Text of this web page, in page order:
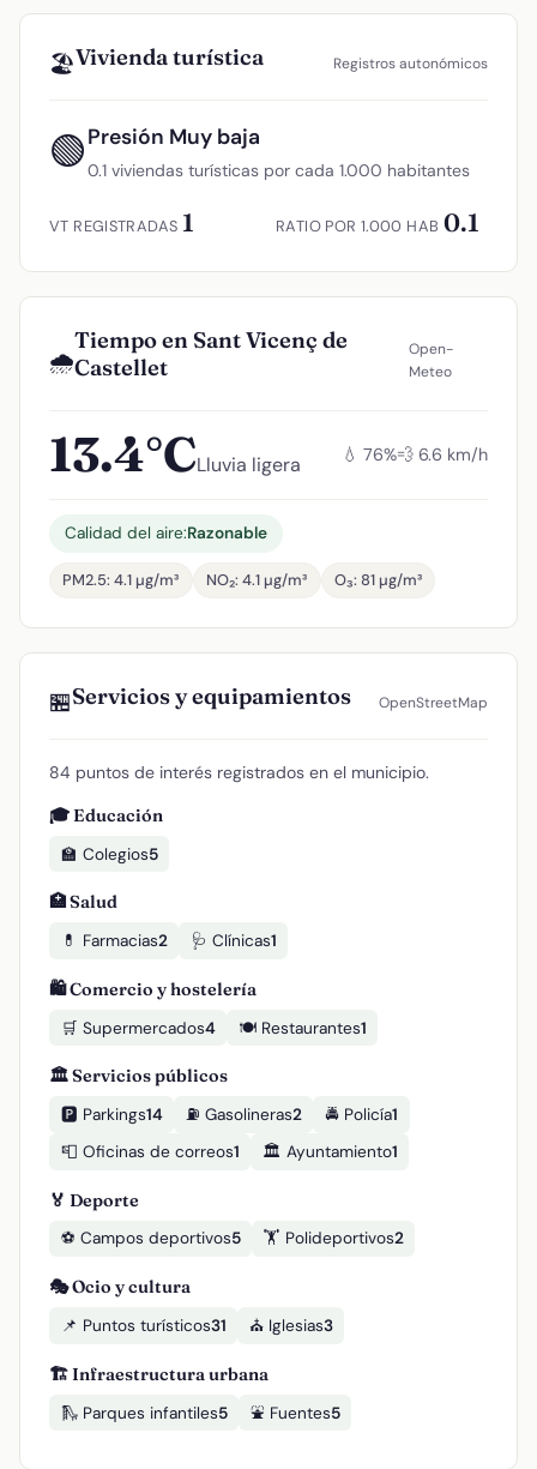
🏖️Vivienda turística Registros autonómicos
🟢Presión Muy baja
0.1 viviendas turísticas por cada 1.000 habitantes
VT REGISTRADAS 1 RATIO POR 1.000 HAB 0.1
🌧️
Tiempo en Sant Vicenç de
Castellet
Open-
Meteo
13.4°CLluvia ligera 💧 76%💨 6.6 km/h
Calidad del aire:Razonable
PM2.5: 4.1 µg/m³ NO₂: 4.1 µg/m³ O₃: 81 µg/m³
🏪Servicios y equipamientos OpenStreetMap
84 puntos de interés registrados en el municipio.
🎓 Educación
🏫 Colegios5
🏥 Salud
💊 Farmacias2 🩺 Clínicas1
🛍️ Comercio y hostelería
🛒 Supermercados4 🍽️ Restaurantes1
🏛️ Servicios públicos
🅿️ Parkings14 ⛽ Gasolineras2 🚔 Policía1
📮 Oficinas de correos1 🏛️ Ayuntamiento1
🏅 Deporte
⚽ Campos deportivos5 🏋️ Polideportivos2
🎭 Ocio y cultura
📌 Puntos turísticos31 ⛪ Iglesias3
🏗️ Infraestructura urbana
🛝 Parques infantiles5 ⛲ Fuentes5